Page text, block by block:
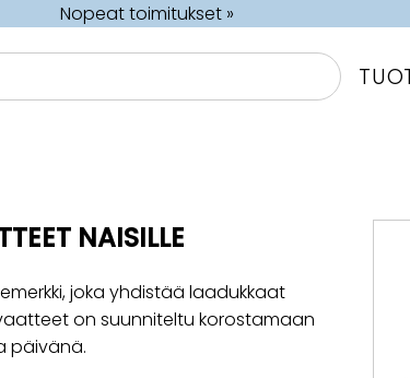
Nopeat toimitukset »
NAISILLE
joka yhdistää laadukkaat
on suunniteltu korostamaan
päivänä.